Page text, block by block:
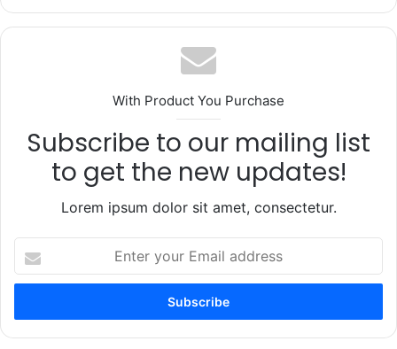
With Product You Purchase
Subscribe to our mailing list
to get the new updates!
Lorem ipsum dolor sit amet, consectetur.
your
Email